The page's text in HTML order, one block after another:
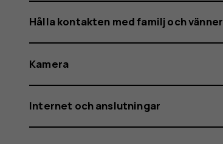
Hålla kontakten med familj och vänner
Kamera
Internet och anslutningar